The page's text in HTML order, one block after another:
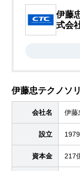
伊藤
式会
伊藤忠テクノソ
会社名 伊藤
設立
資本金 217